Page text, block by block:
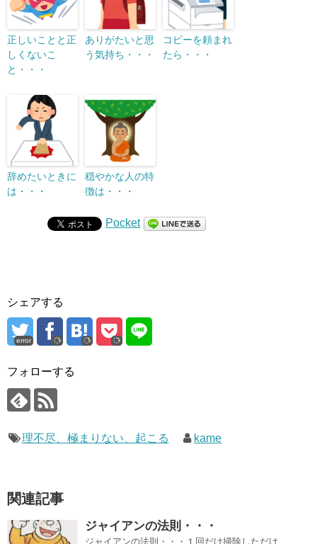
正しいことと正
しくないこ
と・・・
ありがたいと思
う気持ち・・・
コピーを頼まれ
たら・・・
辞めたいときに
は・・・
穏やかな人の特
徴は・・・
Pocket
シェアする
error
フォローする
理不尽、極まりない、起こる kame
関連記事
ジャイアンの法則・・・
ジャイアンの法則・・・１回だけ掃除しただけ